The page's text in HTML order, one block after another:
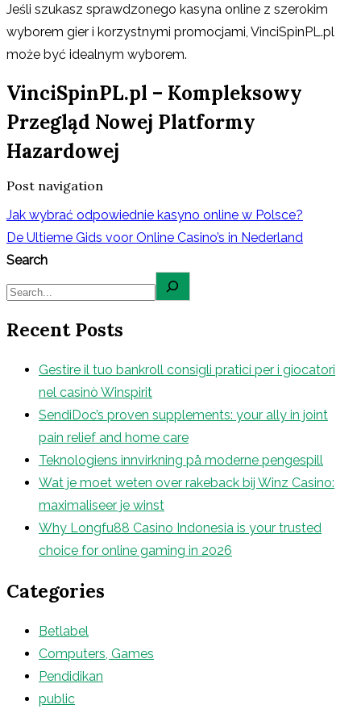
Jeśli szukasz sprawdzonego kasyna online z szerokim
wyborem gier i korzystnymi promocjami, VinciSpinPL.pl
może być idealnym wyborem.
VinciSpinPL.pl – Kompleksowy
Przegląd Nowej Platformy
Hazardowej
Post navigation
Jak wybrać odpowiednie kasyno online w Polsce?
De Ultieme Gids voor Online Casino’s in Nederland
Search
Recent Posts
Gestire il tuo bankroll consigli pratici per i giocatori
nel casinò Winspirit
SendiDoc’s proven supplements: your ally in joint
pain relief and home care
Teknologiens innvirkning på moderne pengespill
Wat je moet weten over rakeback bij Winz Casino:
maximaliseer je winst
Why Longfu88 Casino Indonesia is your trusted
choice for online gaming in 2026
Categories
Betlabel
Computers, Games
Pendidikan
public